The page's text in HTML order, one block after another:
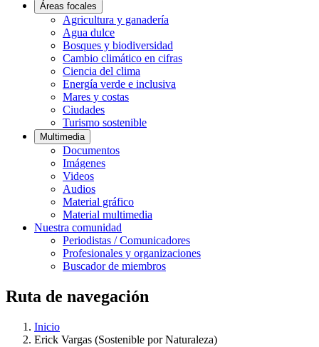
Áreas focales
Agricultura y ganadería
Agua dulce
Bosques y biodiversidad
Cambio climático en cifras
Ciencia del clima
Energía verde e inclusiva
Mares y costas
Ciudades
Turismo sostenible
Multimedia
Documentos
Imágenes
Videos
Audios
Material gráfico
Material multimedia
Nuestra comunidad
Periodistas / Comunicadores
Profesionales y organizaciones
Buscador de miembros
Ruta de navegación
Inicio
Erick Vargas (Sostenible por Naturaleza)